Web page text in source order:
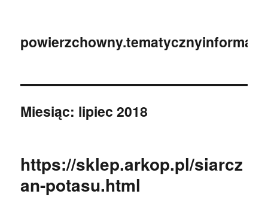
Miesiąc: lipiec 2018
https://sklep.arkop.pl/siarcz
an-potasu.html